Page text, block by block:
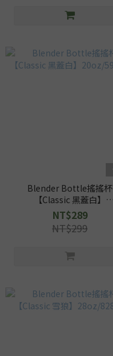
Blender Bottle搖搖杯
【Classic 黑蓋白】
20oz/592ml
NT$289
NT$299